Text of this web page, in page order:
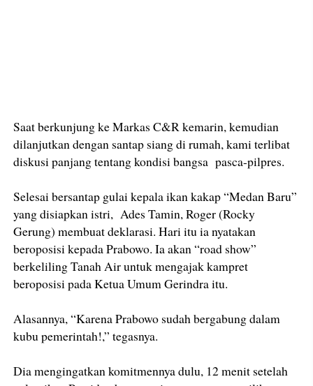
Saat berkunjung ke Markas C&R kemarin, kemudian
dilanjutkan dengan santap siang di rumah, kami terlibat
diskusi panjang tentang kondisi bangsa pasca-pilpres.
Selesai bersantap gulai kepala ikan kakap “Medan Baru”
yang disiapkan istri, Ades Tamin, Roger (Rocky
Gerung) membuat deklarasi. Hari itu ia nyatakan
beroposisi kepada Prabowo. Ia akan “road show”
berkeliling Tanah Air untuk mengajak kampret
beroposisi pada Ketua Umum Gerindra itu.
Alasannya, “Karena Prabowo sudah bergabung dalam
kubu pemerintah!,” tegasnya.
Dia mengingatkan komitmennya dulu, 12 menit setelah